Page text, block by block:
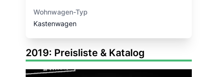
Wohnwagen-Typ
Kastenwagen
2019: Preisliste & Katalog